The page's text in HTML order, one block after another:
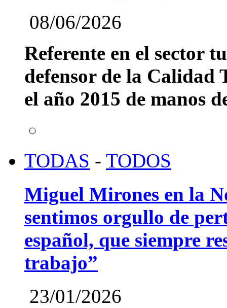
08/06/2026
Referente en el sector
defensor de la Calidad
el año 2015 de manos
TODAS - TODOS
Miguel Mirones en la
sentimos orgullo de
español, que siempre
trabajo”
23/01/2026